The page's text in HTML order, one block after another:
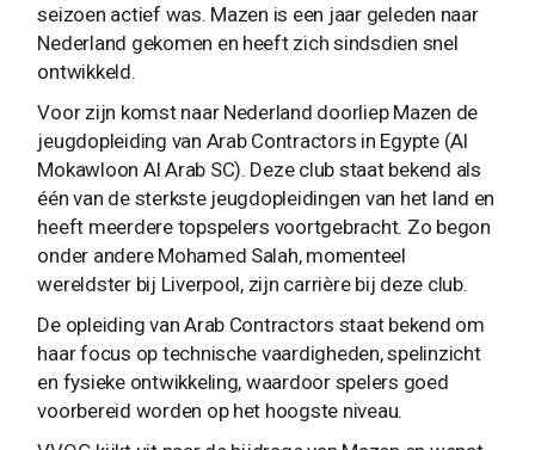
seizoen actief was. Mazen is een jaar geleden naar
Nederland gekomen en heeft zich sindsdien snel
ontwikkeld.
Voor zijn komst naar Nederland doorliep Mazen de
jeugdopleiding van Arab Contractors in Egypte (Al
Mokawloon Al Arab SC). Deze club staat bekend als
één van de sterkste jeugdopleidingen van het land en
heeft meerdere topspelers voortgebracht. Zo begon
onder andere Mohamed Salah, momenteel
wereldster bij Liverpool, zijn carrière bij deze club.
De opleiding van Arab Contractors staat bekend om
haar focus op technische vaardigheden, spelinzicht
en fysieke ontwikkeling, waardoor spelers goed
voorbereid worden op het hoogste niveau.